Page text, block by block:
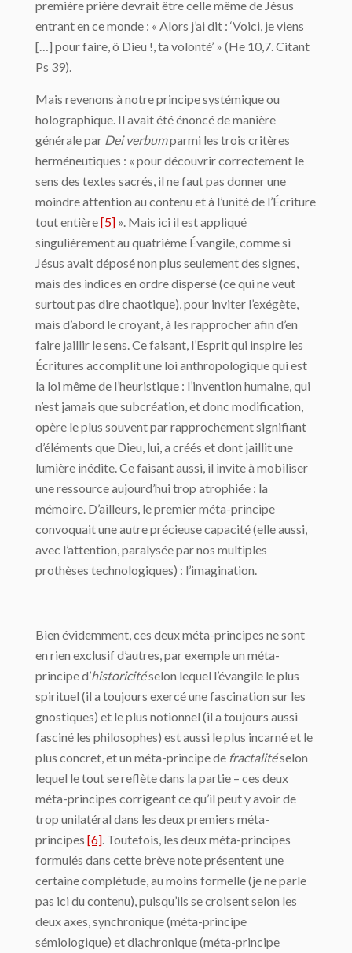
première prière devrait être celle même de Jésus
entrant en ce monde : « Alors j’ai dit : ‘Voici, je viens
[…] pour faire, ô Dieu !, ta volonté’ » (He 10,7. Citant
Ps 39).
Mais revenons à notre principe systémique ou
holographique. Il avait été énoncé de manière
générale par Dei verbumparmi les trois critères
herméneutiques : « pour découvrir correctement le
sens des textes sacrés, il ne faut pas donner une
moindre attention au contenu et à l’unité de l’Écriture
tout entière[5] ». Mais ici il est appliqué
singulièrement au quatrième Évangile, comme si
Jésus avait déposé non plus seulement des signes,
mais des indices en ordre dispersé (ce qui ne veut
surtout pas dire chaotique), pour inviter l’exégète,
mais d’abord le croyant, à les rapprocher afin d’en
faire jaillir le sens. Ce faisant, l’Esprit qui inspire les
Écritures accomplit une loi anthropologique qui est
la loi même de l’heuristique : l’invention humaine, qui
n’est jamais que subcréation, et donc modification,
opère le plus souvent par rapprochement signifiant
d’éléments que Dieu, lui, a créés et dont jaillit une
lumière inédite. Ce faisant aussi, il invite à mobiliser
une ressource aujourd’hui trop atrophiée : la
mémoire. D’ailleurs, le premier méta-principe
convoquait une autre précieuse capacité (elle aussi,
avec l’attention, paralysée par nos multiples
prothèses technologiques) : l’imagination.
Bien évidemment, ces deux méta-principes ne sont
en rien exclusif d’autres, par exemple un méta-
principe d’historicitéselon lequel l’évangile le plus
spirituel (il a toujours exercé une fascination sur les
gnostiques) et le plus notionnel (il a toujours aussi
fasciné les philosophes) est aussi le plus incarné et le
plus concret, et un méta-principe de fractalitéselon
lequel le tout se reflète dans la partie – ces deux
méta-principes corrigeant ce qu’il peut y avoir de
trop unilatéral dans les deux premiers méta-
principes [6] . Toutefois, les deux méta-principes
formulés dans cette brève note présentent une
certaine complétude, au moins formelle (je ne parle
pas ici du contenu), puisqu’ils se croisent selon les
deux axes, synchronique (méta-principe
sémiologique) et diachronique (méta-principe